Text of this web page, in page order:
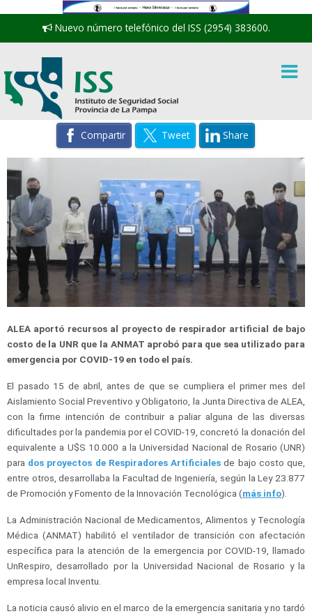
Nuevo número telefónico del ISS (2954) 383600.
Compartir Tweet Share
ALEA aportó recursos al proyecto de respirador artificial de bajo
costo de la UNR que la ANMAT aprobó para que sea utilizado para
emergencia por COVID-19 en todo el país.
El pasado 15 de abril, antes de que se cumpliera el primer mes del
Aislamiento Social Preventivo y Obligatorio, la Junta Directiva de ALEA,
con la firme intención de contribuir a paliar alguna de las diversas
dificultades por la pandemia por el COVID-19, concretó la donación del
equivalente a U$S 10.000 a la Universidad Nacional de Rosario (UNR)
para dos proyectos de Respiradores Artificiales de bajo costo que,
entre otros, desarrollaba la Facultad de Ingeniería, según la Ley 23.877
de Promoción y Fomento de la Innovación Tecnológica (más info).
La Administración Nacional de Medicamentos, Alimentos y Tecnología
Médica (ANMAT) habilitó el ventilador de transición con afectación
específica para la atención de la emergencia por COVID-19, llamado
UnRespiro, desarrollado por la Universidad Nacional de Rosario y la
empresa local Inventu.
La noticia causó alivio en el marco de la emergencia sanitaria y no tardó